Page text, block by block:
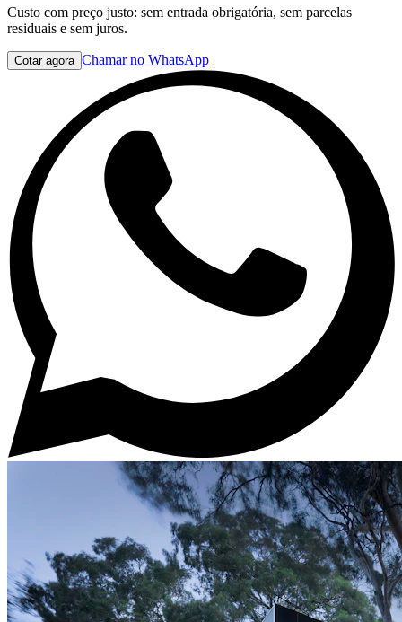
Custo com preço justo: sem entrada obrigatória, sem parcelas
residuais e sem juros.
Cotar agora Chamar no WhatsApp